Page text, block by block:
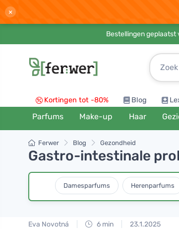
×
Bestellingen geplaatst
Kortingen tot -80% Blog
Parfums Make-up Haar
Ferwer Blog Gezondheid
Gastro-intestinale
Damesparfums Herenparfums
Eva Novotná 6 min 23.1.2025